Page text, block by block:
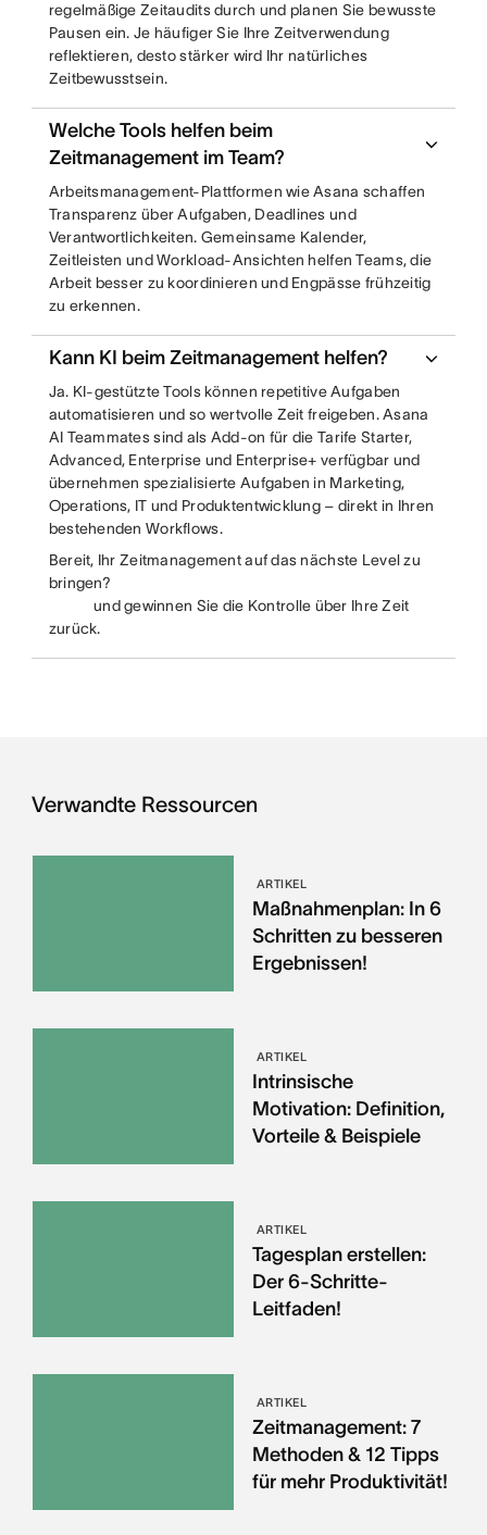
regelmäßige Zeitaudits durch und planen Sie bewusste
Pausen ein. Je häufiger Sie Ihre Zeitverwendung
reflektieren, desto stärker wird Ihr natürliches
Zeitbewusstsein.
Welche Tools helfen beim
Zeitmanagement im Team?
Arbeitsmanagement-Plattformen wie Asana schaffen
Transparenz über Aufgaben, Deadlines und
Verantwortlichkeiten. Gemeinsame Kalender,
Zeitleisten und Workload-Ansichten helfen Teams, die
Arbeit besser zu koordinieren und Engpässe frühzeitig
zu erkennen.
Kann KI beim Zeitmanagement helfen?
Ja. KI-gestützte Tools können repetitive Aufgaben
automatisieren und so wertvolle Zeit freigeben. Asana
AI Teammates sind als Add-on für die Tarife Starter,
Advanced, Enterprise und Enterprise+ verfügbar und
übernehmen spezialisierte Aufgaben in Marketing,
Operations, IT und Produktentwicklung – direkt in Ihren
bestehenden Workflows.
Bereit, Ihr Zeitmanagement auf das nächste Level zu
bringen?
und gewinnen Sie die Kontrolle über Ihre Zeit
zurück.
Verwandte Ressourcen
ARTIKEL
Maßnahmenplan: In 6
Schritten zu besseren
Ergebnissen!
ARTIKEL
Intrinsische
Motivation: Definition,
Vorteile & Beispiele
ARTIKEL
Tagesplan erstellen:
Der 6-Schritte-
Leitfaden!
ARTIKEL
Zeitmanagement: 7
Methoden & 12 Tipps
für mehr Produktivität!